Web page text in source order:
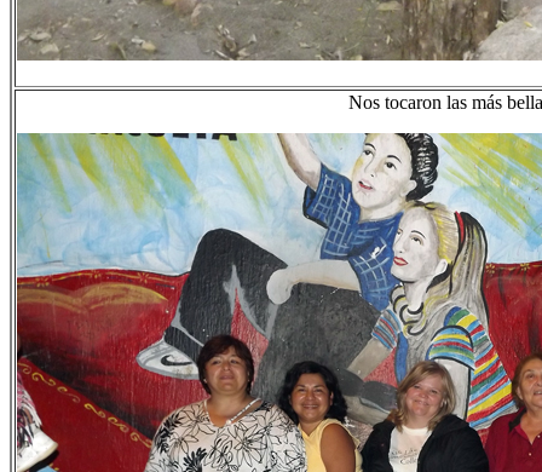
Nos tocaron las más